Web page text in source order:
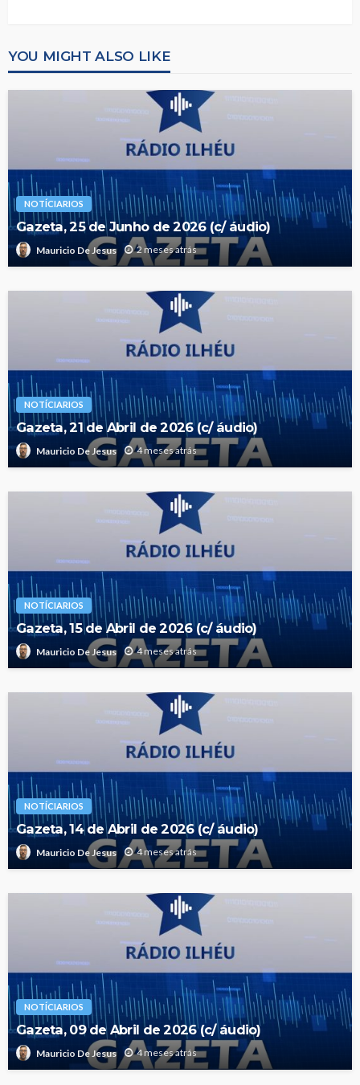
YOU MIGHT ALSO LIKE
NOTÍCIARIOS
Gazeta, 25 de Junho de 2026 (c/ áudio)
Mauricio De Jesus 2 meses atrás
NOTÍCIARIOS
Gazeta, 21 de Abril de 2026 (c/ áudio)
Mauricio De Jesus 4 meses atrás
NOTÍCIARIOS
Gazeta, 15 de Abril de 2026 (c/ áudio)
Mauricio De Jesus 4 meses atrás
NOTÍCIARIOS
Gazeta, 14 de Abril de 2026 (c/ áudio)
Mauricio De Jesus 4 meses atrás
NOTÍCIARIOS
Gazeta, 09 de Abril de 2026 (c/ áudio)
Mauricio De Jesus 4 meses atrás